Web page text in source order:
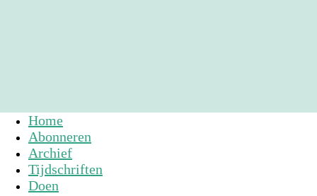
Home
Abonneren
Archief
Tijdschriften
Doen